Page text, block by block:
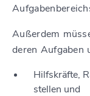
Außerdem
deren Aufgaben
Hilfskräfte,
stellen und